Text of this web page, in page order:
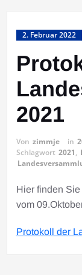
2. Februar 2022
2021
Von zimmje in
Schlagwort 2021,
Hier finden
vom
Protokoll der